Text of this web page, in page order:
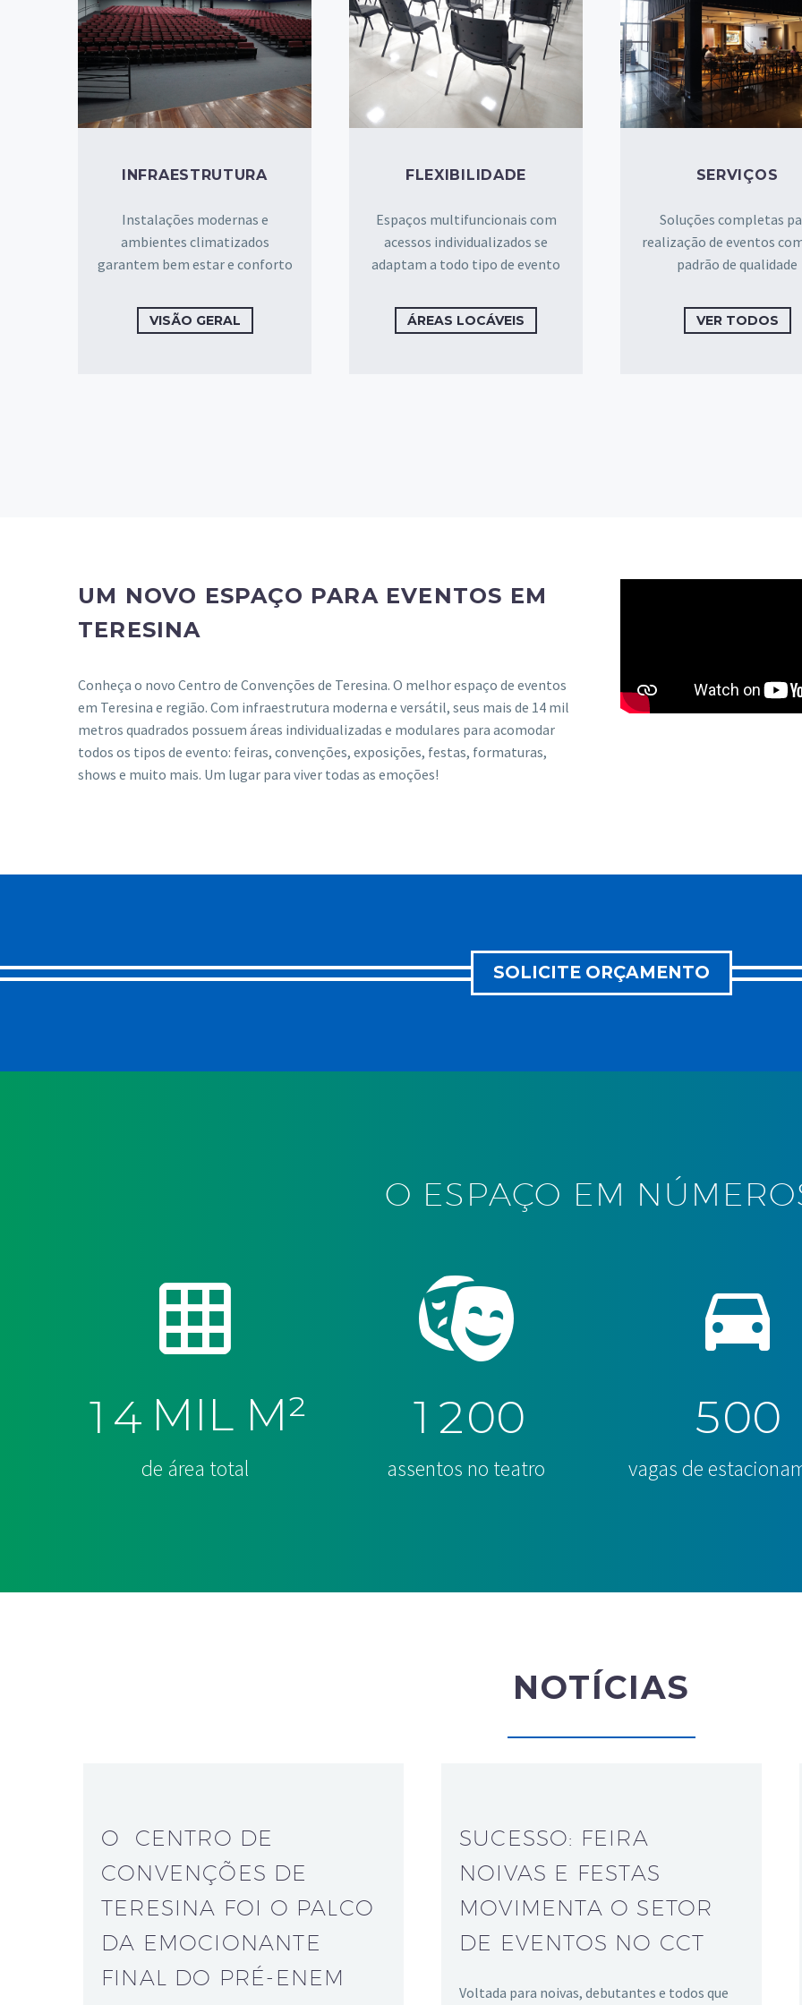
INFRAESTRUTURA
Instalações modernas e
ambientes climatizados
garantem bem estar e conforto
VISÃO GERAL
FLEXIBILIDADE
Espaços multifuncionais com
acessos individualizados se
adaptam a todo tipo de evento
ÁREAS LOCÁVEIS
SERVIÇOS
Soluções completas
realização de eventos
padrão de qualidade
VER TODOS
UM NOVO ESPAÇO PARA EVENTOS EM
TERESINA
Conheça o novo Centro de Convenções de Teresina. O melhor espaço de eventos
em Teresina e região. Com infraestrutura moderna e versátil, seus mais de 14 mil
metros quadrados possuem áreas individualizadas e modulares para acomodar
todos os tipos de evento: feiras, convenções, exposições, festas, formaturas,
shows e muito mais. Um lugar para viver todas as emoções!
SOLICITE ORÇAMENTO
O ESPAÇO EM
1 4 MIL M²
de área total
1 200
assentos no teatro
500
vagas de
NOTÍCIAS
O CENTRO DE
CONVENÇÕES DE
TERESINA FOI O PALCO
DA EMOCIONANTE
FINAL DO PRÉ-ENEM
SUCESSO: FEIRA
NOIVAS E FESTAS
MOVIMENTA O SETOR
DE EVENTOS NO CCT
Voltada para noivas, debutantes e todos que